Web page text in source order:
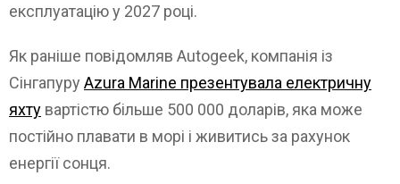
експлуатацію у 2027 році.
Як раніше повідомляв Autogeek, компанія із
Сінгапуру Azura Marine презентувала електричну
яхту вартістю більше 500 000 доларів, яка може
постійно плавати в морі і живитись за рахунок
енергії сонця.